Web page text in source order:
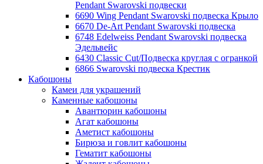
Pendant Swarovski подвески
6690 Wing Pendant Swarovski подвеска Крыло
6670 De-Art Pendant Swarovski подвеска
6748 Edelweiss Pendant Swarovski подвеска
Эдельвейс
6430 Classic Cut/Подвеска круглая с огранкой
6866 Swarovski подвеска Крестик
Кабошоны
Камеи для украшений
Каменные кабошоны
Авантюрин кабошоны
Агат кабошоны
Аметист кабошоны
Бирюза и говлит кабошоны
Гематит кабошоны